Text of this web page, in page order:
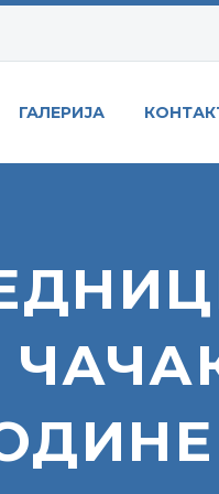
ГАЛЕРИЈА